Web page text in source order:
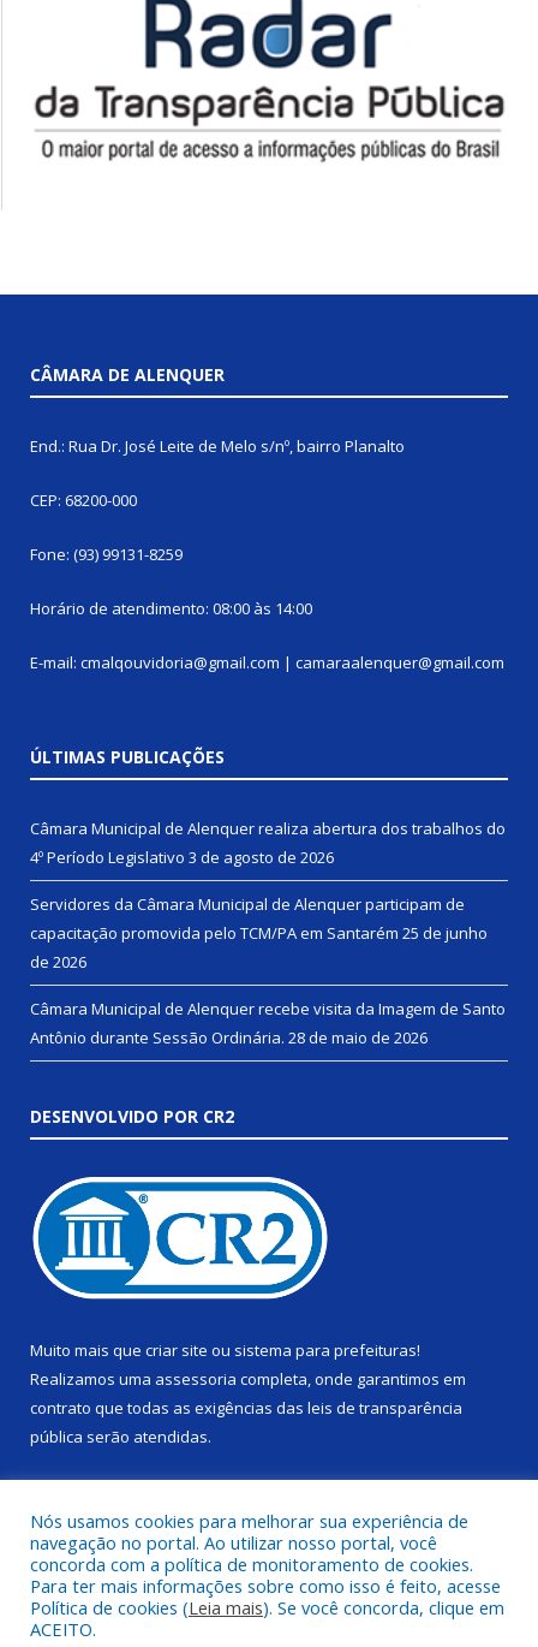
CÂMARA DE ALENQUER
End.: Rua Dr. José Leite de Melo s/nº, bairro Planalto
CEP: 68200-000
Fone: (93) 99131-8259
Horário de atendimento: 08:00 às 14:00
E-mail: cmalqouvidoria@gmail.com | camaraalenquer@gmail.com
ÚLTIMAS PUBLICAÇÕES
Câmara Municipal de Alenquer realiza abertura dos trabalhos do
4º Período Legislativo 3 de agosto de 2026
Servidores da Câmara Municipal de Alenquer participam de
capacitação promovida pelo TCM/PA em Santarém 25 de junho
de 2026
Câmara Municipal de Alenquer recebe visita da Imagem de Santo
Antônio durante Sessão Ordinária. 28 de maio de 2026
DESENVOLVIDO POR CR2
Muito mais que criar site ou sistema para prefeituras!
Realizamos uma assessoria completa, onde garantimos em
contrato que todas as exigências das leis de transparência
pública serão atendidas.
Todos os direitos reservados a Câmara Municipal de Alenquer.
Nós usamos cookies para melhorar sua experiência de
navegação no portal. Ao utilizar nosso portal, você
concorda com a política de monitoramento de cookies.
Para ter mais informações sobre como isso é feito, acesse
Política de cookies (Leia mais). Se você concorda, clique em
ACEITO.